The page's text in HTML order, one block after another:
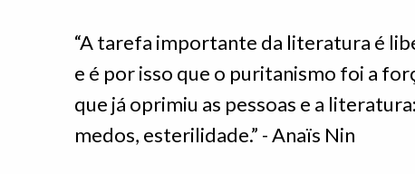
“A tarefa importante da literatura é
e é por isso que o puritanismo foi a
que já oprimiu as pessoas e a
medos, esterilidade.” - Anaïs Nin